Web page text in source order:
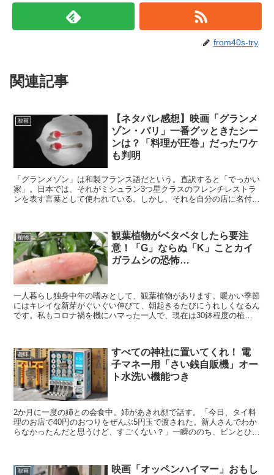
from40s-try
関連記事
映画
【ネタバレ感想】映画「グランメ
ゾン・パリ」一番グッときたシー
ンは？「料理が圧巻」だったワケ
も判明
「グランメゾン」は和製フランス語だという。直訳すると「でっかい
家」。日本では、それがミシュラン3つ星クラスのフレンチレストラ
ンを表す言葉として使われている。しかし、それを自分の店に名付け
植物
観葉植物がベタベタしたら要注
意！「G」ならぬ「K」ことカイ
ガラムシの恐怖…
一人暮らし独身中年の嗜みとして、観葉植物があります。暖かい季節
にはキレイな新芽がぐいぐい伸びて、朝起きるたびにうれしくなるん
です。私もコロナ禍を機にハマった一人で、現在は30鉢程度の植物
趣味
すべての神社に置いてくれ！ 電
子マネー用「さい銭自販機」オー
ト水洗い機能つき
2か月に一度の姉との会食中。姉があきれ顔で話す。「今日、タイ料
理のお店で40円のおつりをぜんぶ5円玉で渡された。新人さんでわか
らなかったんだと思うけど、すごくない？」一瞬ののち、ピンとひら
映画
映画「オッペンハイマー」おもし